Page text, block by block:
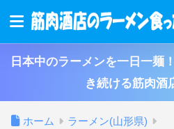
日本中のラーメンを一日一麺
き続ける筋肉酒
ホーム ラーメン(山形県)